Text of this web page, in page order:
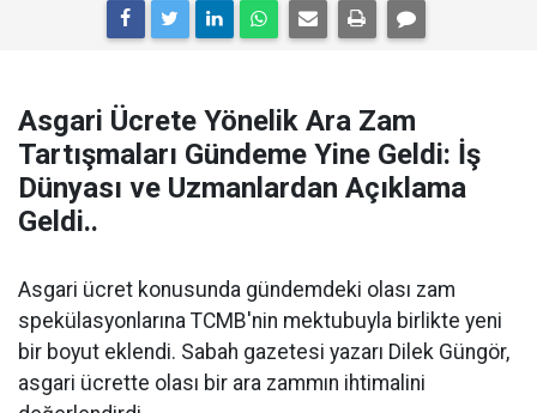
Asgari Ücrete Yönelik Ara Zam
Tartışmaları Gündeme Yine Geldi: İş
Dünyası ve Uzmanlardan Açıklama
Geldi..
Asgari ücret konusunda gündemdeki olası zam
spekülasyonlarına TCMB'nin mektubuyla birlikte yeni
bir boyut eklendi. Sabah gazetesi yazarı Dilek Güngör,
asgari ücrette olası bir ara zammın ihtimalini